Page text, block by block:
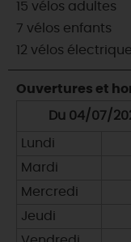
15 vélos adultes
7 vélos enfants
12 vélos
Ouvertures et
Du 04/07/
Lundi
Mardi
Mercredi
Jeudi